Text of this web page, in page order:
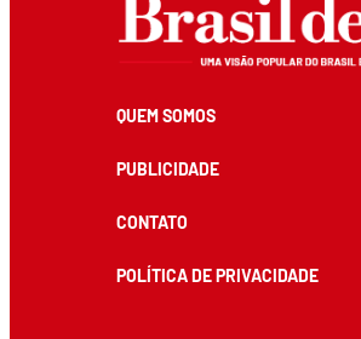
QUEM SOMOS
PUBLICIDADE
CONTATO
POLÍTICA DE PRIVACIDADE